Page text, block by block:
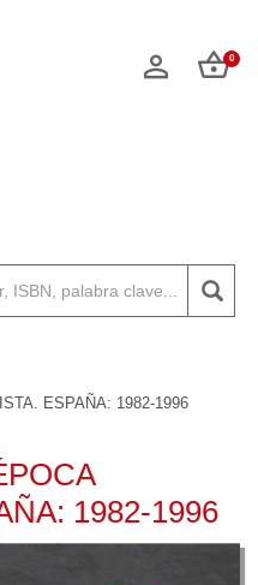
0
ESPAÑA: 1982-1996
1982-1996